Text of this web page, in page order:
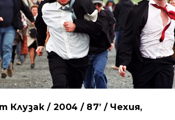
/ 2004 / 87’ / Чехия,